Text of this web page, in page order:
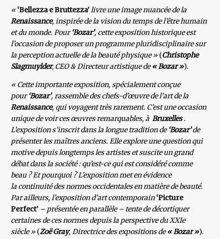
«‘Bellezza e Bruttezza’livre une image nuancée de la
Renaissance, inspirée de la vision du temps de l’être humain
et du monde. Pour‘Bozar’, cette exposition historique est
l’occasion de proposer un programme pluridisciplinaire sur
la perception actuelle de la beauté physique » (Christophe
Slagmuylder, CEO & Directeur artistique de« Bozar »).
« Cette importante exposition, spécialement conçue
pour‘Bozar’, rassemble des chefs-d’œuvre de l’art de la
Renaissance, qui voyagent très rarement. C’est une occasion
unique de voir ces œuvres remarquables, àBruxelles.
L’exposition s’inscrit dans la longue tradition de‘Bozar’de
présenter les maîtres anciens. Elle explore une question qui
motive depuis longtemps les artistes et suscite un grand
débat dans la société : qu’est-ce qui est considéré comme
beau ? Et pourquoi ? L’exposition met en évidence
la continuité des normes occidentales en matière de beauté.
Par ailleurs, l’exposition d’art contemporain‘Picture
Perfect’ – présentée en parallèle – tente de décortiquer
certaines de ces normes depuis la perspective du XXIe
siècle » (Zoë Gray, Directrice des expositions de « Bozar »).